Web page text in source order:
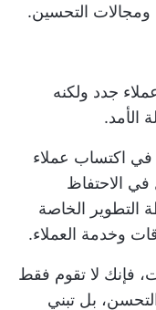
التحسين.
جدد ولكنه
الأمد.
في اكتساب عملاء
الاحتفاظ
التطوير الخاصة
وخدمة العملاء.
فإنك لا تقوم فقط
بل تبني